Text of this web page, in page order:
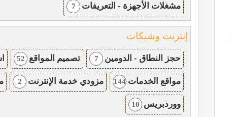
مشغلات الأجهزة - التعريفات 7
إنترنت وشبكات
حجز النطاق - الدومين 7 تصميم المواقع 52
مواقع الخدمات 144 مزودي خدمة الإنترنت 2
ووردبريس 10